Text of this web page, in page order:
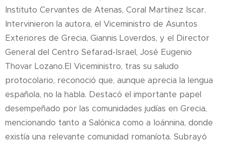
Instituto Cervantes de Atenas, Coral Martínez Iscar.
Intervinieron la autora, el Viceministro de Asuntos
Exteriores de Grecia, Giannis Loverdos, y el Director
General del Centro Sefarad-Israel, José Eugenio
Thovar Lozano.El Viceministro, tras su saludo
protocolario, reconoció que, aunque aprecia la lengua
española, no la habla. Destacó el importante papel
desempeñado por las comunidades judías en Grecia,
mencionando tanto a Salónica como a Ioánnina, donde
existía una relevante comunidad romaníota. Subrayó